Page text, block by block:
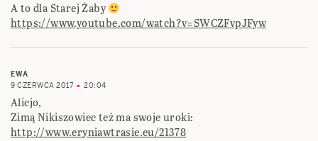
A to dla Starej Żaby
https://www.youtube.com/watch?v=SWCZFvpJFyw
EWA
9 CZERWCA 2017
20:04
Alicjo,
Zimą Nikiszowiec też ma swoje uroki:
http://www.eryniawtrasie.eu/21378